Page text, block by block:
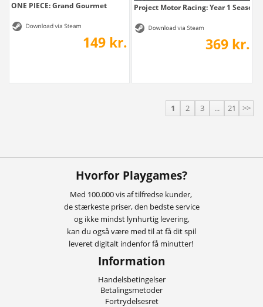
ONE PIECE: Grand Gourmet
149 kr.
Project Motor Racing: Year 1 Season
369 kr.
1 2 3 ... 21 >>
Hvorfor Playgames?
Med 100.000 vis af tilfredse kunder,
de stærkeste priser, den bedste service
og ikke mindst lynhurtig levering,
kan du også være med til at få dit spil
leveret digitalt indenfor få minutter!
Information
Handelsbetingelser
Betalingsmetoder
Fortrydelsesret